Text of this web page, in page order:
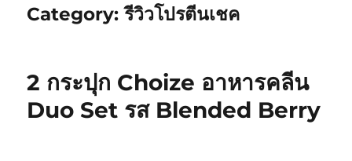
Category:รีวิวโปรตีนเชค
2 กระปุก Choize อาหารคลีน
Duo Set รส Blended Berry